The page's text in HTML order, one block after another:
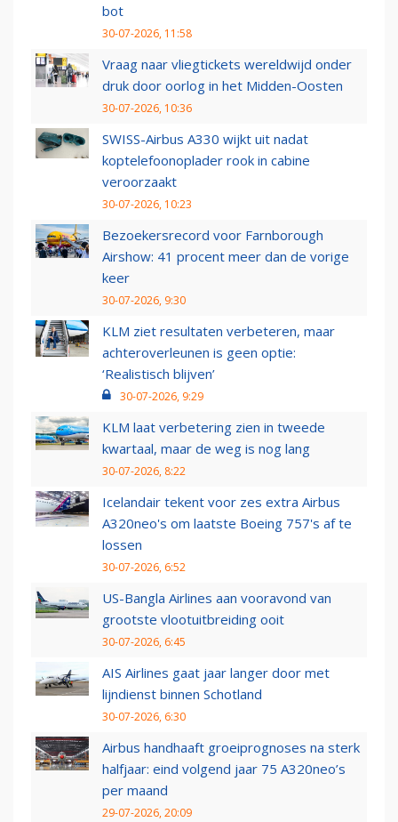
bot
30-07-2026, 11:58
Vraag naar vliegtickets wereldwijd onder
druk door oorlog in het Midden-Oosten
30-07-2026, 10:36
SWISS-Airbus A330 wijkt uit nadat
koptelefoonoplader rook in cabine
veroorzaakt
30-07-2026, 10:23
Bezoekersrecord voor Farnborough
Airshow: 41 procent meer dan de vorige
keer
30-07-2026, 9:30
KLM ziet resultaten verbeteren, maar
achteroverleunen is geen optie:
‘Realistisch blijven’
30-07-2026, 9:29
KLM laat verbetering zien in tweede
kwartaal, maar de weg is nog lang
30-07-2026, 8:22
Icelandair tekent voor zes extra Airbus
A320neo's om laatste Boeing 757's af te
lossen
30-07-2026, 6:52
US-Bangla Airlines aan vooravond van
grootste vlootuitbreiding ooit
30-07-2026, 6:45
AIS Airlines gaat jaar langer door met
lijndienst binnen Schotland
30-07-2026, 6:30
Airbus handhaaft groeiprognoses na sterk
halfjaar: eind volgend jaar 75 A320neo’s
per maand
29-07-2026, 20:09